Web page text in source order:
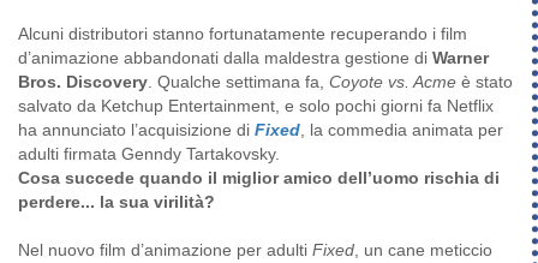
Alcuni distributori stanno fortunatamente recuperando i film
d’animazione abbandonati dalla maldestra gestione di Warner
Bros. Discovery. Qualche settimana fa, Coyote vs. Acme è stato
salvato da Ketchup Entertainment, e solo pochi giorni fa Netflix
ha annunciato l’acquisizione di Fixed, la commedia animata per
adulti firmata Genndy Tartakovsky.
Cosa succede quando il miglior amico dell’uomo rischia di
perdere... la sua virilità?
Nel nuovo film d’animazione per adulti Fixed, un cane meticcio